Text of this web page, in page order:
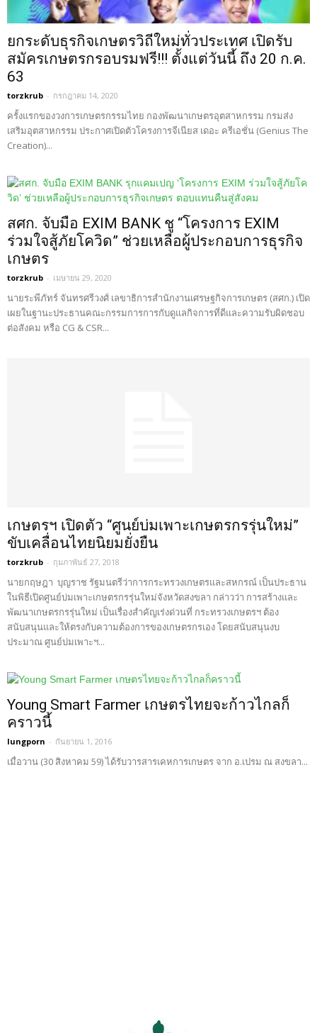
ยกระดับธุรกิจเกษตรวิถีใหม่ทั่วประเทศ เปิดรับ
สมัครเกษตรกรอบรมฟรี!!! ตั้งแต่วันนี้ ถึง 20 ก.ค.
63
torzkrub - กรกฎาคม 14, 2020
ครั้งแรกของวงการเกษตรกรรมไทย กองพัฒนาเกษตรอุตสาหกรรม กรมส่ง
เสริมอุตสาหกรรม ประกาศเปิดตัวโครงการจีเนียส เดอะ ครีเอชั่น (Genius The
Creation)...
สศก. จับมือ EXIM BANK ชู “โครงการ EXIM
ร่วมใจสู้ภัยโควิด” ช่วยเหลือผู้ประกอบการธุรกิจ
เกษตร
torzkrub - เมษายน 29, 2020
นายระพีภัทร์ จันทรศรีวงศ์ เลขาธิการสำนักงานเศรษฐกิจการเกษตร (สศก.) เปิด
เผยในฐานะประธานคณะกรรมการการกับดูแลกิจการที่ดีและความรับผิดชอบ
ต่อสังคม หรือ CG & CSR...
เกษตรฯ เปิดตัว “ศูนย์บ่มเพาะเกษตรกรรุ่นใหม่”
ขับเคลื่อนไทยนิยมยั่งยืน
torzkrub - กุมภาพันธ์ 27, 2018
นายกฤษฎา บุญราช รัฐมนตรีว่าการกระทรวงเกษตรและสหกรณ์ เป็นประธาน
ในพิธีเปิดศูนย์บ่มเพาะเกษตรกรรุ่นใหม่จังหวัดสงขลา กล่าวว่า การสร้างและ
พัฒนาเกษตรกรรุ่นใหม่ เป็นเรื่องสำคัญเร่งด่วนที่ กระทรวงเกษตรฯ ต้อง
สนับสนุนและให้ตรงกับความต้องการของเกษตรกรเอง โดยสนับสนุนงบ
ประมาณ ศูนย์บ่มเพาะฯ...
Young Smart Farmer เกษตรไทยจะก้าวไกลก็
คราวนี้
lungporn - กันยายน 1, 2016
เมื่อวาน (30 สิงหาคม 59) ได้รับวารสารเคหการเกษตร จาก อ.เปรม ณ สงขลา...